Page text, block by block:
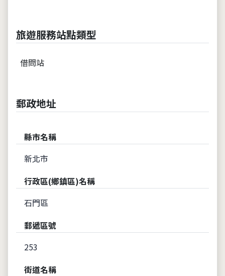
旅遊服務站點類型
借問站
郵政地址
縣市名稱
新北市
行政區(鄉鎮區)名稱
石門區
郵遞區號
253
街道名稱